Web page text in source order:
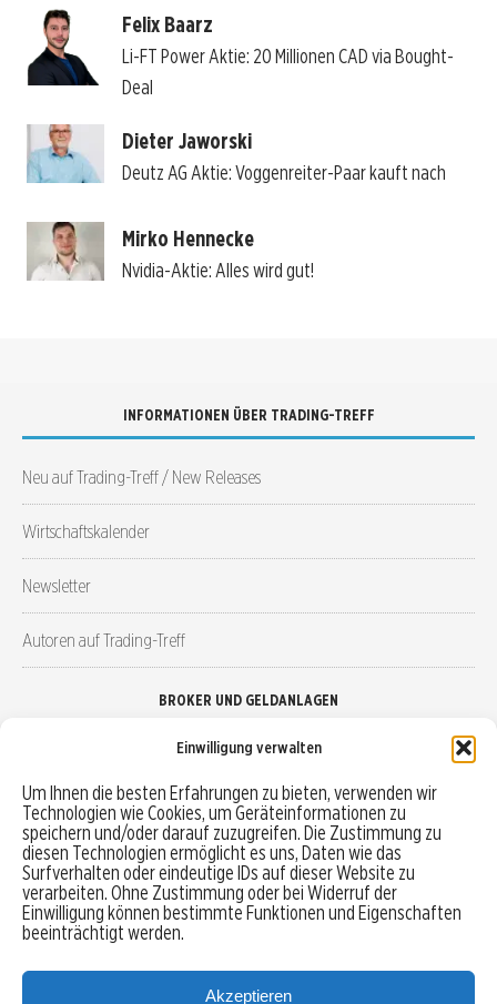
Einwilligung verwalten
Um Ihnen die besten Erfahrungen zu bieten, verwenden wir
Technologien wie Cookies, um Geräteinformationen zu
speichern und/oder darauf zuzugreifen. Die Zustimmung zu
diesen Technologien ermöglicht es uns, Daten wie das
Surfverhalten oder eindeutige IDs auf dieser Website zu
verarbeiten. Ohne Zustimmung oder bei Widerruf der
Einwilligung können bestimmte Funktionen und Eigenschaften
beeinträchtigt werden.
Akzeptieren
Felix Baarz
Li-FT Power Aktie: 20 Millionen CAD via Bought-
Deal
Dieter Jaworski
Deutz AG Aktie: Voggenreiter-Paar kauft nach
Mirko Hennecke
Nvidia-Aktie: Alles wird gut!
INFORMATIONEN ÜBER TRADING-TREFF
Neu auf Trading-Treff / New Releases
Wirtschaftskalender
Newsletter
Autoren auf Trading-Treff
BROKER UND GELDANLAGEN
Robo-Advisor vergleichen
Depotvergleich
Festgeld vergleichen
Tagesgeld vergleichen